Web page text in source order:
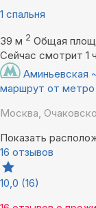
1 спальня
39 м 2 Общая
Сейчас смотрит 1
Аминьевская
маршрут от
Москва,
Показать
16 отзывов
10,0 (16)